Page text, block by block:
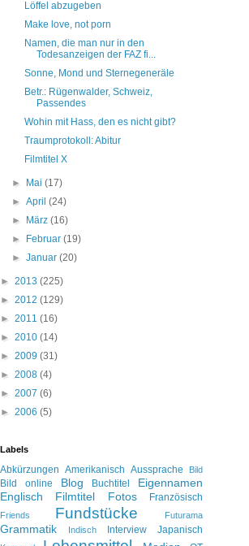
Löffel abzugeben
Make love, not porn
Namen, die man nur in den
Todesanzeigen der FAZ fi...
Sonne, Mond und Sternegeneräle
Betr.: Rügenwalder, Schweiz,
Passendes
Wohin mit Hass, den es nicht gibt?
Traumprotokoll: Abitur
Filmtitel X
► Mai(17)
►April(24)
►
März(16)
►
Februar(19)
►Januar(20)
► 2013 (225)
► 2012 (129)
► 2011 (16)
► 2010 (14)
► 2009 (31)
► 2008 (4)
► 2007 (6)
► 2006 (5)
Labels
Abkürzungen Amerikanisch Aussprache Bild
Bild online Blog Buchtitel
Eigennamen
Englisch
Filmtitel Fotos Französisch
Friends Fundstücke Futurama
Grammatik Indisch Interview Japanisch